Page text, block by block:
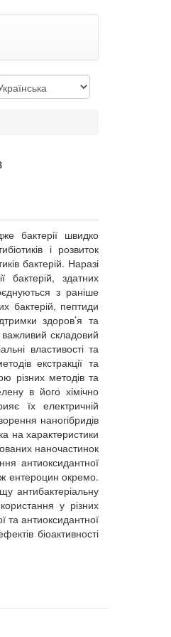
бактерії швидко
і розвиток
бактерій. Наразі
бактерій, здатних
з раніше
бактерій, пептиди
здоров’я та
складовий
властивості та
екстракції та
різних методів та
в його хімічно
їх електричній
наногібридів
на характеристики
наночастинок
антиоксидантної
ентероцин окремо.
антибактеріальну
у різних
та антиоксидантної
біоактивності